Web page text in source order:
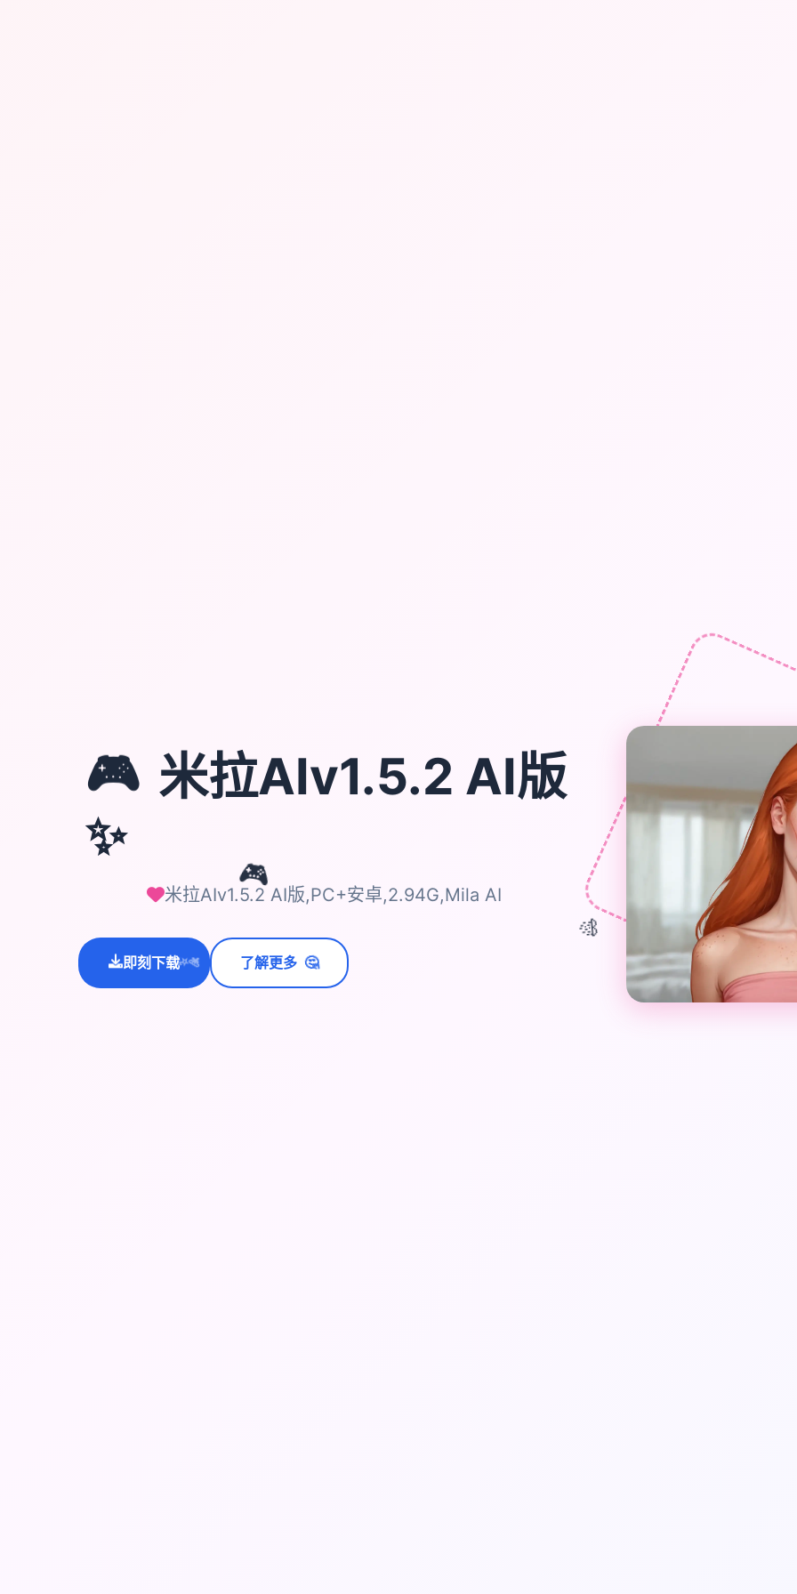
🎮
🎮 米拉AIv1.5.2 AI版
✨
米拉AIv1.5.2 AI版,PC+安卓,2.94G,Mila AI
即刻下载
✨⭐💫 了解更多 🤔
🎊